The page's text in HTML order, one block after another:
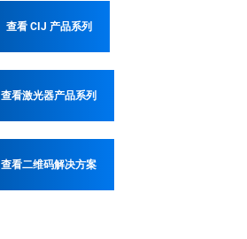
查看 CIJ 产品系列
查看激光器产品系列
查看二维码解决方案